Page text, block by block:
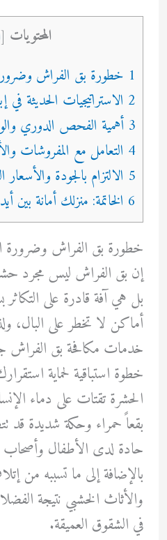
المحتويات [
1 خطورة بق الفراش وضرورة التدخل المهني العاجل
2 الاستراتيجيات الحديثة في إبادة حشرة البق نهائياً
3 أهمية الفحص الدوري والوقاية في حي بني مالك
4 التعامل مع المفروشات والأثاث المصاب باحترافية
5 الالتزام بالجودة والأسعار التنافسية في بني مالك
6 الخاتمة: منزلك أمانة بين أيدينا
خطورة بق الفراش وضرورة
إن بق الفراش ليس مجرد
بل هي آفة قادرة على
أماكن لا تخطر على البال،
خدمات مكافحة بق الفراش
خطوة استباقية لحماية
الحشرة تقتات على دماء
بقعاً حمراء وحكة شديدة قد
حادة لدى الأطفال وأصحاب
بالإضافة إلى ما تسببه من
والأثاث الخشبي نتيجة
في الشقوق العميقة.